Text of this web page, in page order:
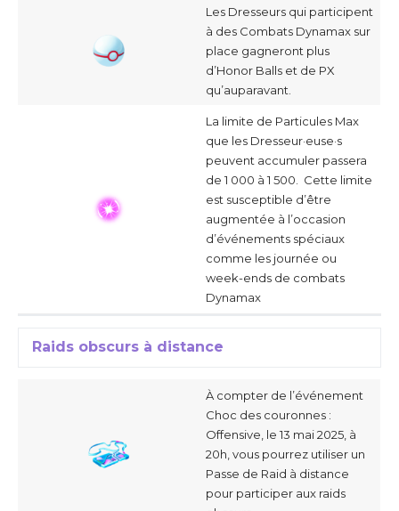
Les Dresseurs qui participent
à des Combats Dynamax sur
place gagneront plus
d’Honor Balls et de PX
qu’auparavant.
La limite de Particules Max
que les Dresseur·euse·s
peuvent accumuler passera
de 1 000 à 1 500. Cette limite
est susceptible d’être
augmentée à l’occasion
d’événements spéciaux
comme les journée ou
week-ends de combats
Dynamax
Raids obscurs à distance
À compter de l’événement
Choc des couronnes :
Offensive, le 13 mai 2025, à
20h, vous pourrez utiliser un
Passe de Raid à distance
pour participer aux raids